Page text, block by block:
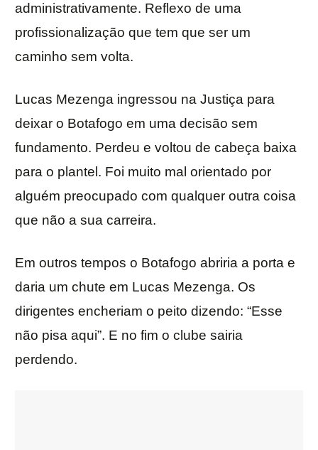
administrativamente. Reflexo de uma
profissionalização que tem que ser um
caminho sem volta.
Lucas Mezenga ingressou na Justiça para
deixar o Botafogo em uma decisão sem
fundamento. Perdeu e voltou de cabeça baixa
para o plantel. Foi muito mal orientado por
alguém preocupado com qualquer outra coisa
que não a sua carreira.
Em outros tempos o Botafogo abriria a porta e
daria um chute em Lucas Mezenga. Os
dirigentes encheriam o peito dizendo: “Esse
não pisa aqui”. E no fim o clube sairia
perdendo.